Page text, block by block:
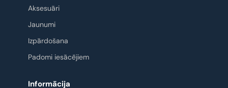
Aksesuāri
Jaunumi
Izpārdošana
Padomi iesācējiem
Informācija